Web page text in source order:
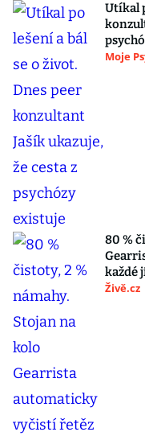
Utíkal
Moje
80 %
každé
Živě.cz